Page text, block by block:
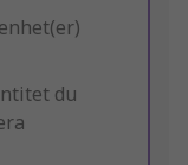
enhet(er)
du